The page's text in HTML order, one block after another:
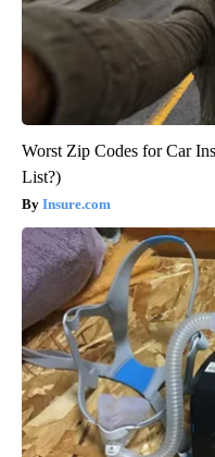
Worst Zip Codes for Car
List?)
Insure.com